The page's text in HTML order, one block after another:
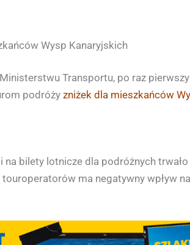
Wysp Kanaryjskich
Transportu, po raz
podróży zniżek dla mieszkańców
bilety lotnicze dla podróżnych
ma negatywny wpływ